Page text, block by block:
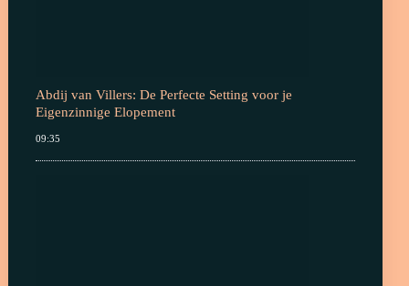
Abdij van Villers: De Perfecte Setting voor je
Eigenzinnige Elopement
09:35